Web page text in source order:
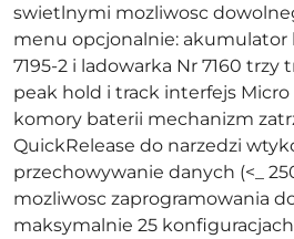
swietlnymi mozliwosc
menu opcjonalnie:
7195-2 i ladowarka Nr 7160
peak hold i track interfejs Micro
komory baterii mechanizm
QuickRelease do narzedzi
przechowywanie danych (<_
mozliwosc zaprogramowania
maksymalnie 25